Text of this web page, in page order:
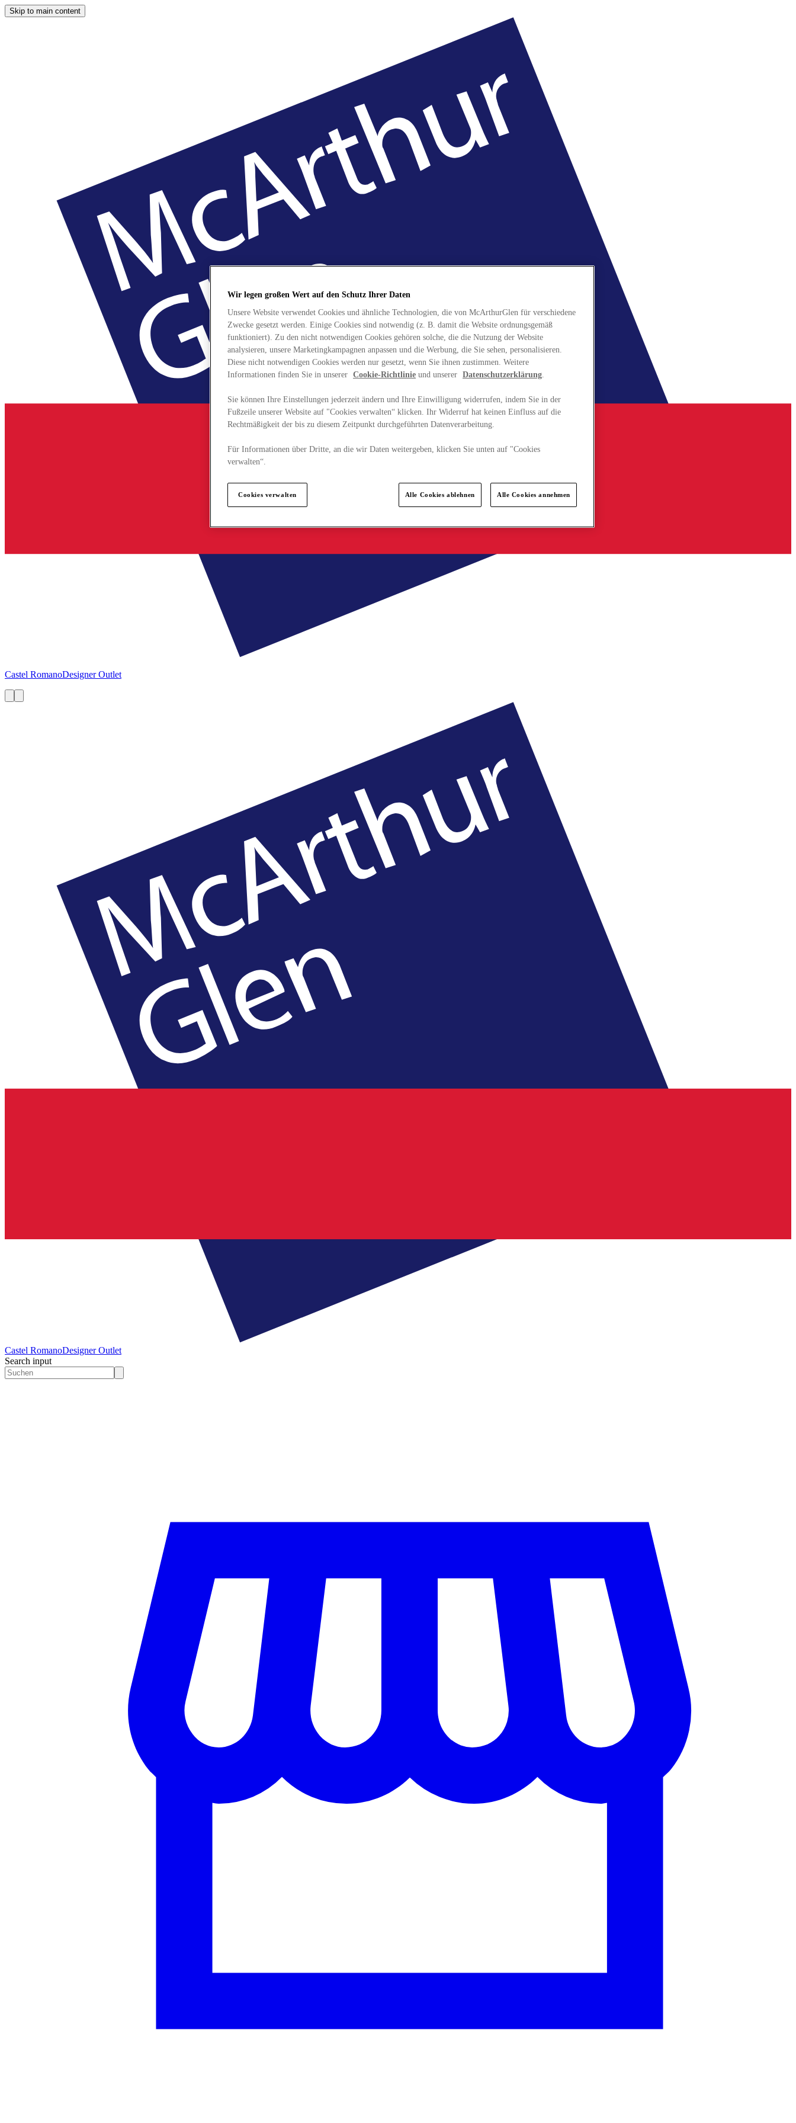
Skip to main content
Castel RomanoDesigner Outlet
Castel RomanoDesigner Outlet
Search input
Wir legen großen Wert auf den Schutz Ihrer Daten
Unsere Website verwendet Cookies und ähnliche Technologien, die von McArthurGlen für verschiedene
Zwecke gesetzt werden. Einige Cookies sind notwendig (z. B. damit die Website ordnungsgemäß
funktioniert). Zu den nicht notwendigen Cookies gehören solche, die die Nutzung der Website
analysieren, unsere Marketingkampagnen anpassen und die Werbung, die Sie sehen, personalisieren.
Diese nicht notwendigen Cookies werden nur gesetzt, wenn Sie ihnen zustimmen. Weitere
Informationen finden Sie in unserer Cookie-Richtlinie und unserer Datenschutzerklärung.
Sie können Ihre Einstellungen jederzeit ändern und Ihre Einwilligung widerrufen, indem Sie in der
Fußzeile unserer Website auf "Cookies verwalten“ klicken. Ihr Widerruf hat keinen Einfluss auf die
Rechtmäßigkeit der bis zu diesem Zeitpunkt durchgeführten Datenverarbeitung.
Für Informationen über Dritte, an die wir Daten weitergeben, klicken Sie unten auf "Cookies
verwalten“.
Cookies verwalten Alle Cookies ablehnen Alle Cookies annehmen